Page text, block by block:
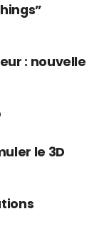
: nouvelle
le 3D